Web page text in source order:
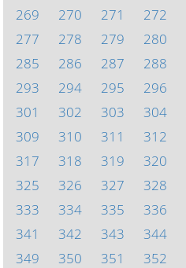
269
270 271 272
277
278 279 280
285
286 287 288
293
294 295 296
301
302 303 304
309
310 311 312
317
318 319 320
325
326 327 328
333
334 335 336
341
342 343 344
349
350 351 352